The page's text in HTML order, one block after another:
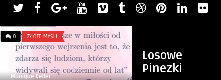
Losowe
Pinezki
0 ZŁOTE MYŚLI
Monique Keller